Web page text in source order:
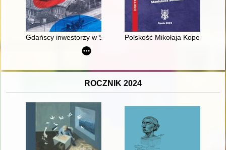
Gdańscy inwestorzy w Sopocie : prestiż finansowy i
Polskość Mikołaja Kopernika z
ROCZNIK 2024